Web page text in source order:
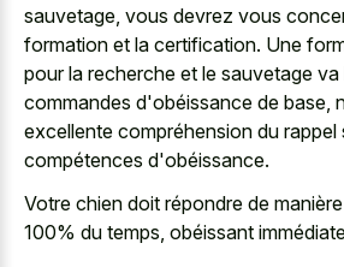
sauvetage, vous devrez vous
formation et la certification. Une
pour la recherche et le sauvetage va
commandes d'obéissance de base,
excellente compréhension du rappel
compétences d'obéissance.
Votre chien doit répondre de
100% du temps, obéissant